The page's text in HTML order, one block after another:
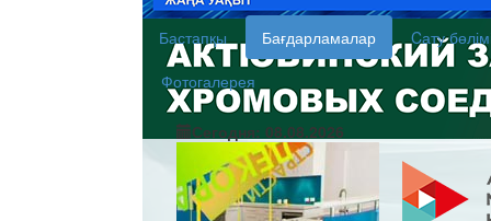
Бастапқы Бағдарламалар
Cату
Фотогалерея
Сегодня: 08.08.2026